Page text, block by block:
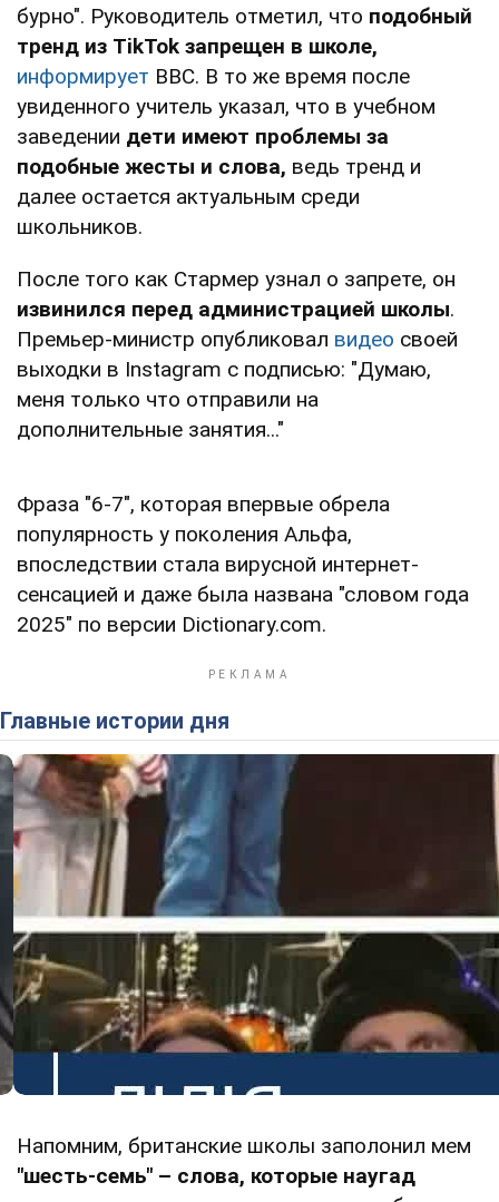
бурно". Руководитель отметил, что подобный
тренд из TikTok запрещен в школе,
информирует ВВС. В то же время после
увиденного учитель указал, что в учебном
заведении дети имеют проблемы за
подобные жесты и слова, ведь тренд и
далее остается актуальным среди
школьников.
После того как Стармер узнал о запрете, он
извинился перед администрацией школы.
Премьер-министр опубликовал видео своей
выходки в Instagram с подписью: "Думаю,
меня только что отправили на
дополнительные занятия..."
Фраза "6-7", которая впервые обрела
популярность у поколения Альфа,
впоследствии стала вирусной интернет-
сенсацией и даже была названа "словом года
2025" по версии Dictionary.com.
Главные истории дня
Напомним, британские школы заполонил мем
"шесть-семь" – слова, которые наугад